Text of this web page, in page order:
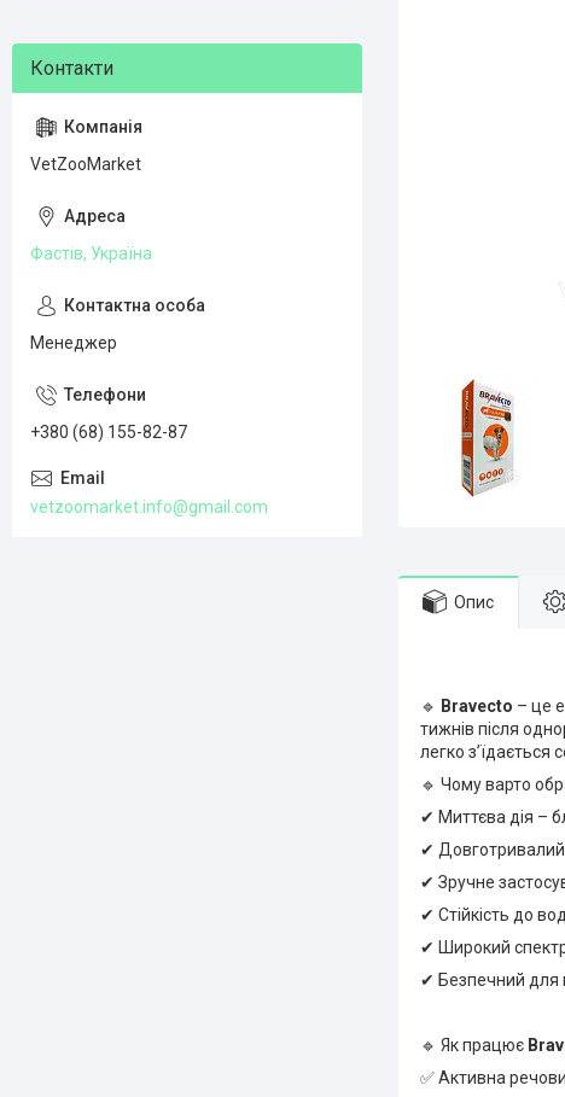
Опис
🔹 Bravecto – це
тижнів після
легко
🔹 Чому варто
✔ Миттєва дія –
✔ Довготривалий
✔ Зручне
✔ Стійкість до
✔ Широкий спектр
✔ Безпечний для
🔹 Як працює
✅ Активна
VetZooMarket
Фастів, Україна
Менеджер
+380 (68) 155-82-87
vetzoomarket.info@gmail.com